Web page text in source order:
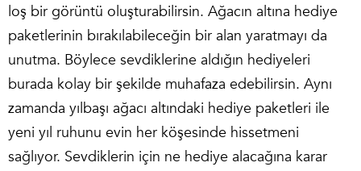
loş bir görüntü oluşturabilirsin. Ağacın altına hediye
paketlerinin bırakılabileceğin bir alan yaratmayı da
unutma. Böylece sevdiklerine aldığın hediyeleri
burada kolay bir şekilde muhafaza edebilirsin. Aynı
zamanda yılbaşı ağacı altındaki hediye paketleri ile
yeni yıl ruhunu evin her köşesinde hissetmeni
sağlıyor. Sevdiklerin için ne hediye alacağına karar